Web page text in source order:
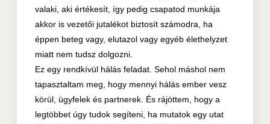
valaki, aki értékesít, így pedig csapatod munkája
akkor is vezetői jutalékot biztosít számodra, ha
éppen beteg vagy, elutazol vagy egyéb élethelyzet
miatt nem tudsz dolgozni.
Ez egy rendkívül hálás feladat. Sehol máshol nem
tapasztaltam meg, hogy mennyi hálás ember vesz
körül, ügyfelek és partnerek. És rájöttem, hogy a
legtöbbet úgy tudok segíteni, ha mutatok egy utat